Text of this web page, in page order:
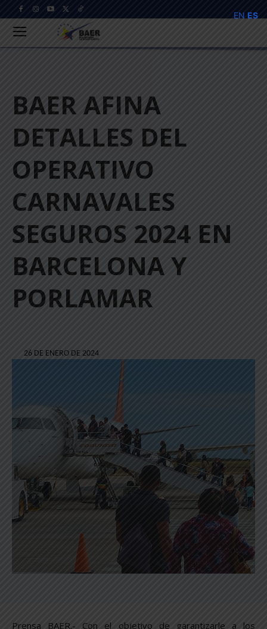
BAER AFINA
DETALLES DEL
OPERATIVO
CARNAVALES
SEGUROS 2024 EN
BARCELONA Y
PORLAMAR
26 DE ENERO DE 2024
Prensa BAER.- Con el objetivo de garantizarle a los
EN ES